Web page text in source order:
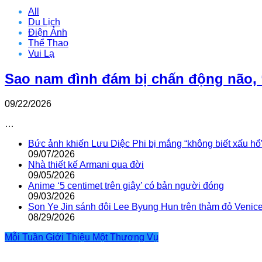
All
Du Lịch
Điện Ảnh
Thể Thao
Vui Lạ
Sao nam đình đám bị chấn động
09/22/2026
…
Bức ảnh khiến Lưu Diệc Phi bị mắng “không biết xấu
09/07/2026
Nhà thiết kế Armani qua đời
09/05/2026
Anime ‘5 centimet trên giây’ có bản người đóng
09/03/2026
Son Ye Jin sánh đôi Lee Byung Hun trên thảm đỏ
08/29/2026
Mỗi Tuần Giới Thiệu Một Thương Vụ